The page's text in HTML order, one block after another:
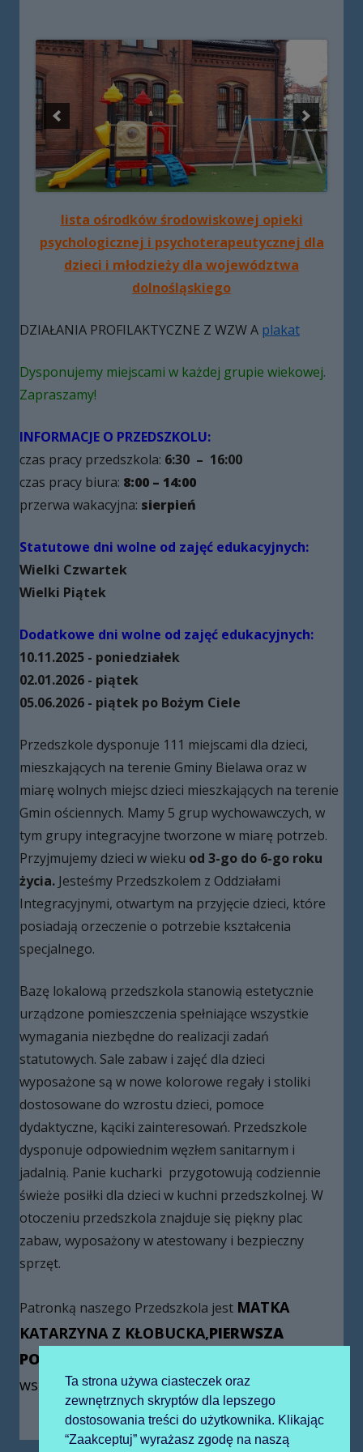
lista ośrodków środowiskowej opieki
psychologicznej i psychoterapeutycznej dla
dzieci i młodzieży dla województwa
dolnośląskiego
DZIAŁANIA PROFILAKTYCZNE Z WZW A plakat
Dysponujemy miejscami w każdej grupie wiekowej.
Zapraszamy!
INFORMACJE O PRZEDSZKOLU:
czas pracy przedszkola: 6:30 – 16:00
czas pracy biura: 8:00 – 14:00
przerwa wakacyjna: sierpień
Statutowe dni wolne od zajęć edukacyjnych:
Wielki Czwartek
Wielki Piątek
Dodatkowe dni wolne od zajęć edukacyjnych:
10.11.2025 - poniedziałek
02.01.2026 - piątek
05.06.2026 - piątek po Bożym Ciele
Przedszkole dysponuje 111 miejscami dla dzieci,
mieszkających na terenie Gminy Bielawa oraz w
miarę wolnych miejsc dzieci mieszkających na terenie
Gmin ościennych. Mamy 5 grup wychowawczych, w
tym grupy integracyjne tworzone w miarę potrzeb.
Przyjmujemy dzieci w wieku od 3-go do 6-go roku
życia. Jesteśmy Przedszkolem z Oddziałami
Integracyjnymi, otwartym na przyjęcie dzieci, które
posiadają orzeczenie o potrzebie kształcenia
specjalnego.
Bazę lokalową przedszkola stanowią estetycznie
urządzone pomieszczenia spełniające wszystkie
wymagania niezbędne do realizacji zadań
statutowych. Sale zabaw i zajęć dla dzieci
wyposażone są w nowe kolorowe regały i stoliki
dostosowane do wzrostu dzieci, pomoce
dydaktyczne, kąciki zainteresowań. Przedszkole
dysponuje odpowiednim węzłem sanitarnym i
jadalnią. Panie kucharki przygotowują codziennie
świeże posiłki dla dzieci w kuchni przedszkolnej. W
otoczeniu przedszkola znajduje się piękny plac
zabaw, wyposażony w atestowany i bezpieczny
sprzęt.
Patronką naszego Przedszkola jest MATKA
KATARZYNA Z KŁOBUCKA,PIERWSZA
POLSKA AUGUSTIANKA,
wspólnoty Sióstr Św. Augustyna Polsce.
Ta strona używa ciasteczek oraz
zewnętrznych skryptów dla lepszego
dostosowania treści do użytkownika. Klikając
“Zaakceptuj” wyrażasz zgodę na naszą